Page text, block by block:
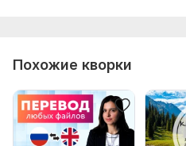
Похожие кворки